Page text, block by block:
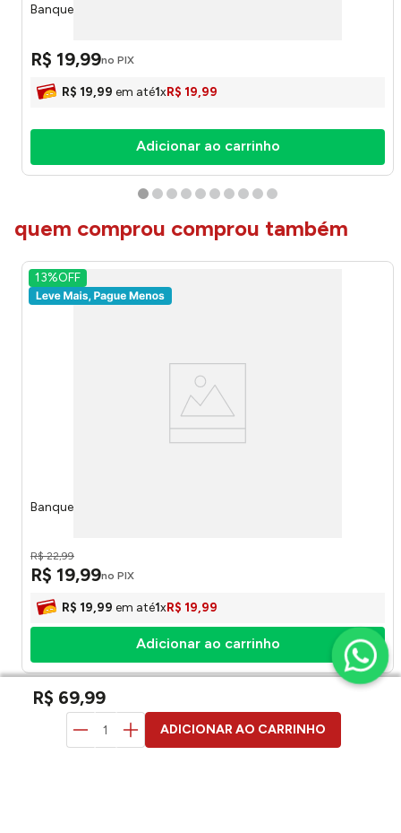
R$ 69,99
ADICIONAR AO CARRINHO
Banqueta Quadrada Bessa Preta - Plastex 51300
R$ 19,99no PIX
R$ 19,99 em até1xR$ 19,99
Adicionar ao carrinho
quem comprou comprou também
13%OFF
Banqueta Niterói Preta - Tramontina
R$ 22,99
R$ 19,99no PIX
R$ 19,99 em até1xR$ 19,99
Adicionar ao carrinho
duvidas? pergunte aqui